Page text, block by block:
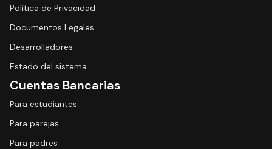
Política de Privacidad
Documentos Legales
Desarrolladores
Estado del sistema
Cuentas Bancarias
Para estudiantes
Para parejas
Para padres